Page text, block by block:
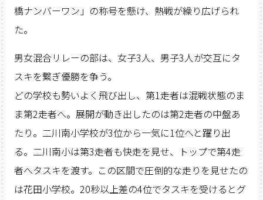
橋ナンバーワン」の称号を懸け、熱戦が繰り広げられ
た。
男女混合リレーの部は、女子3人、男子3人が交互にタ
スキを繋ぎ優勝を争う。
どの学校も勢いよく飛び出し、第1走者は混戦状態のま
ま第2走者へ。展開が動き出したのは第2走者の中盤あ
たり。二川南小学校が3位から一気に1位へと躍り出
る。二川南小は第3走者も快走を見せ、トップで第4走
者へタスキを渡す。この区間で圧倒的な走りを見せたの
は花田小学校。20秒以上差の4位でタスキを受けるとグ